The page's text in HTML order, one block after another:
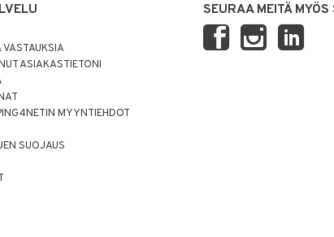
ASIAKASTIETONI
MYYNTIEHDOT
SUOJAUS
SEURAA MEITÄ